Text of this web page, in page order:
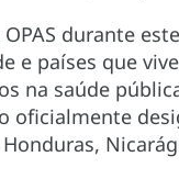
durante
e países que
na saúde
oficialmente